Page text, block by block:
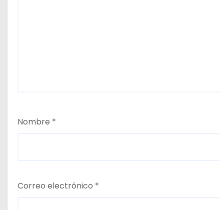
Nombre *
Correo electrónico *